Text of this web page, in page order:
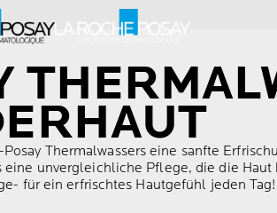
Thermalwassers eine sanfte
unvergleichliche Pflege, die die
für ein erfrischtes Hautgefühl jeden Tag!